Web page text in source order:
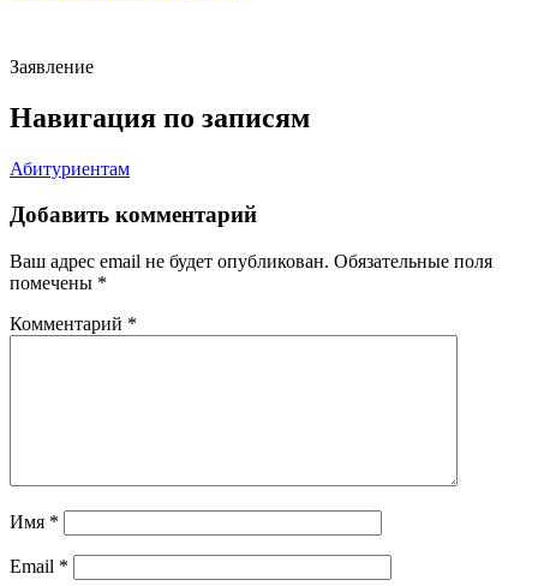
Заявление
Навигация по записям
Абитуриентам
Добавить комментарий
Ваш адрес email не будет опубликован. Обязательные поля
помечены *
Комментарий *
Имя *
Email *